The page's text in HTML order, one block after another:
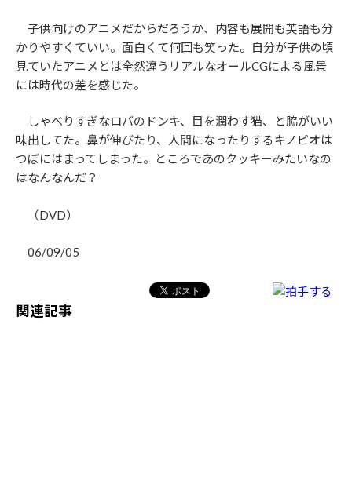
子供向けのアニメだからだろうか、内容も展開も英語も分
かりやすくていい。面白くて何回も笑った。自分が子供の頃
見ていたアニメとは全然違うリアルなオールCGによる風景
には時代の差を感じた。
しゃべりすぎなロバのドンキ、目を潤わす猫、と脇がいい
味出してた。鼻が伸びたり、人間になったりするキノピオは
つぼにはまってしまった。ところであのクッキーみたいなの
はなんなんだ？
（DVD）
06/09/05
関連記事